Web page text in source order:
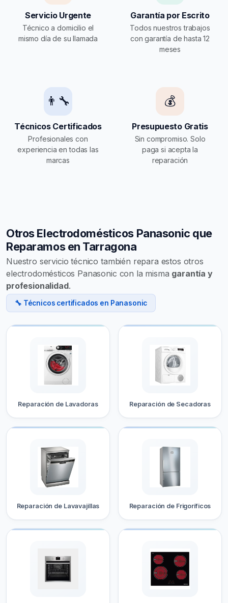
Servicio Urgente
Técnico a domicilio el
mismo día de su llamada
Garantía por Escrito
Todos nuestros trabajos
con garantía de hasta 12
meses
👨‍🔧
Técnicos Certificados
Profesionales con
experiencia en todas las
marcas
💰
Presupuesto Gratis
Sin compromiso. Solo
paga si acepta la
reparación
Otros Electrodomésticos Panasonic que
Reparamos en Tarragona
Nuestro servicio técnico también repara estos otros
electrodomésticos Panasonic con la misma garantía y
profesionalidad.
🔧 Técnicos certificados en Panasonic
Reparación de Lavadoras Reparación de Secadoras
Reparación de Lavavajillas Reparación de Frigoríficos